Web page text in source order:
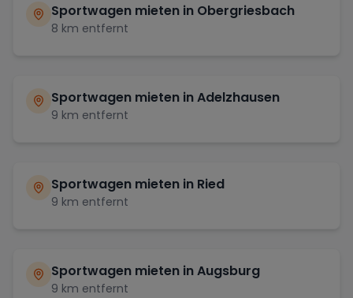
Sportwagen mieten in Obergriesbach
8 km entfernt
Sportwagen mieten inAdelzhausen
9 km entfernt
Sportwagen mieten in Ried
9 km entfernt
Sportwagen mieten inAugsburg
9 km entfernt